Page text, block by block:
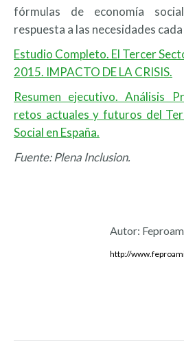
fórmulas de economía
respuesta a las necesidades
Estudio Completo. El Tercer
2015. IMPACTO DE LA CRISIS.
Resumen ejecutivo. Análisis
retos actuales y futuros del
Social en España.
Fuente: Plena Inclusion.
Autor:
http://